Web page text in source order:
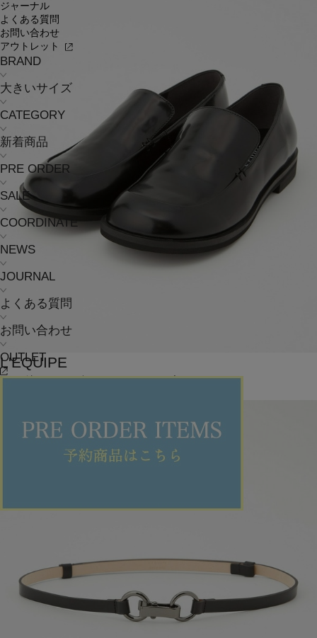
ジャーナル
よくある質問
お問い合わせ
アウトレット
BRAND
大きいサイズ
CATEGORY
新着商品
PRE ORDER
SALE
COORDINATE
NEWS
JOURNAL
よくある質問
お問い合わせ
OUTLET
L'EQUIPE
その他シューズ(そのたしゅーず) /